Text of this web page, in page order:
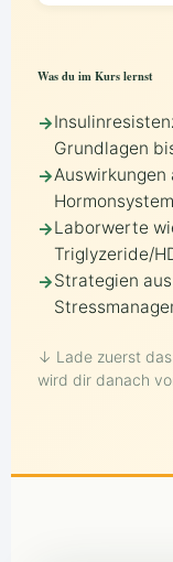
Was du im Kurs lernst
Grundlagen
Auswirkungen
Laborwerte
Triglyzeride/
Strategien
↓ Lade zuerst
wird dir danach